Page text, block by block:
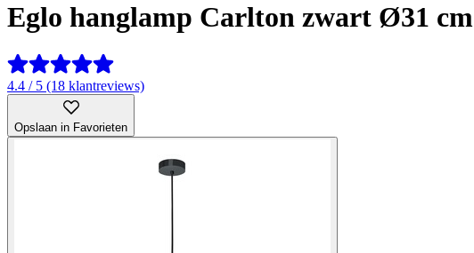
Eglo hanglamp Carlton zwart Ø31 cm
4.4 / 5 (18 klantreviews)
Opslaan in Favorieten